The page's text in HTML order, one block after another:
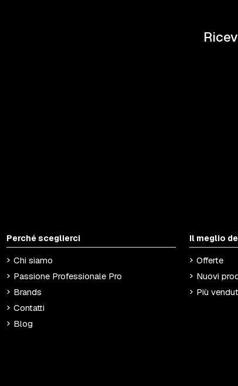
Perché sceglierci
Chi siamo
Passione Professionale Pro
Brands
Contatti
Blog
Il meglio
Offerte
Nuovi
Più